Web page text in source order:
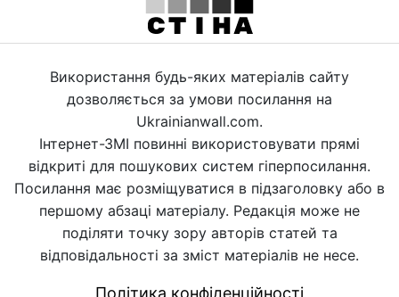
Використання будь-яких матеріалів сайту
дозволяється за умови посилання на
Ukrainianwall.com.
Інтернет-ЗМІ повинні використовувати прямі
відкриті для пошукових систем гіперпосилання.
Посилання має розміщуватися в підзаголовку або в
першому абзаці матеріалу. Редакція може не
поділяти точку зору авторів статей та
відповідальності за зміст матеріалів не несе.
Політика конфіденційності